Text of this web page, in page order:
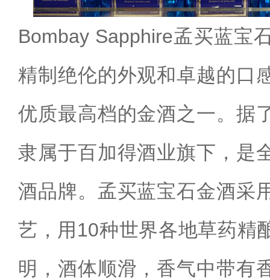
Bombay Sapphire孟买蓝宝
精制绝伦的外观和卓越的口
优质最高档的金酒之一。据
隶属于百加得酒业旗下，是
酒品牌。孟买蓝宝石金酒采
艺，用10种世界各地草药精
明，酒体顺滑，香气中带有